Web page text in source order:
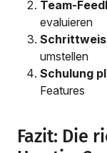
Team-
evaluieren
umstellen
Schulung
Features
Fazit: Die